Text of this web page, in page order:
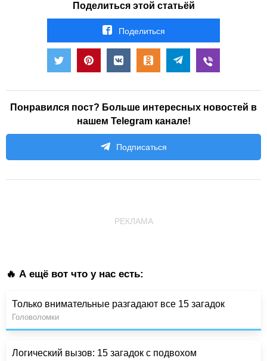
Поделиться этой статьёй
Поделиться
Понравился пост? Больше интересных новостей в
нашем Telegram канале!
Подписаться
РЕКЛАМА
🔥 А ещё вот что у нас есть:
Только внимательные разгадают все 15 загадок
Головоломки
Логический вызов: 15 загадок с подвохом